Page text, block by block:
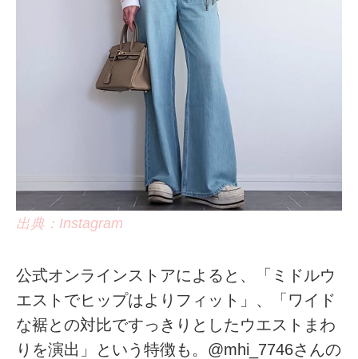
出典：Instagram
公式オンラインストアによると、「ミドルウ
エストでヒップはよりフィット」、「ワイド
な裾との対比ですっきりとしたウエストまわ
りを演出」という特徴も。@mhi_7746さんの